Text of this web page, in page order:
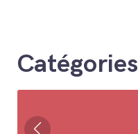
Catégories